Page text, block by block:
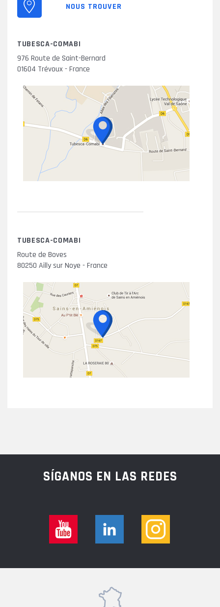
NOUS TROUVER
TUBESCA-COMABI
976 Route de Saint-Bernard
01604 Trévoux - France
TUBESCA-COMABI
Route de Boves
80250 Ailly sur Noye - France
SÍGANOS EN LAS REDES